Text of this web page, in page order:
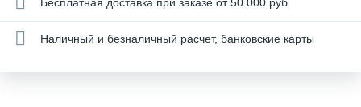
Наличный и безналичный расчет, банковские карты